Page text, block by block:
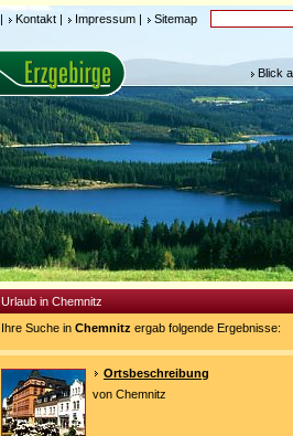
| Kontakt | Impressum | Sitemap
Blick
Urlaub in Chemnitz
Ihre Suche in Chemnitz ergab folgende Ergebnisse:
Ortsbeschreibung
von Chemnitz